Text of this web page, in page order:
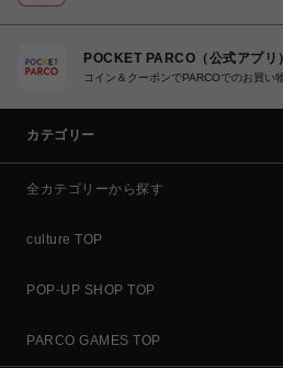
POCKET PARCO（公式アプリ）
コイン＆クーポンでPARCOでのお買い
カテゴリー
全カテゴリーから探す
culture TOP
POP-UP SHOP TOP
PARCO GAMES TOP